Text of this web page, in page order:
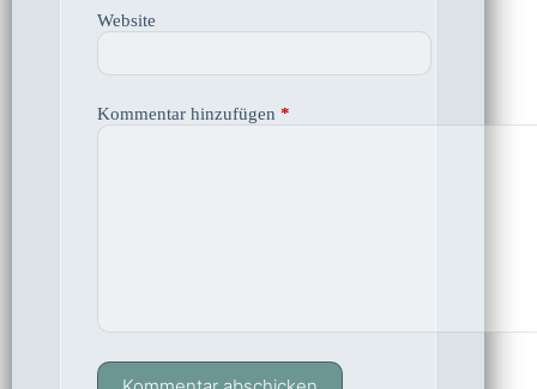
Website
Kommentar hinzufügen *